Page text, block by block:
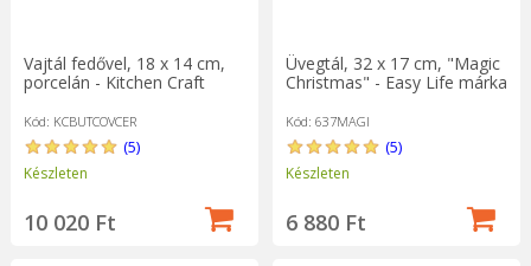
Vajtál fedővel, 18 x 14 cm,
porcelán - Kitchen Craft
Kód: KCBUTCOVCER
(5)
Készleten
10 020 Ft
Üvegtál, 32 x 17 cm, "Magic
Christmas" - Easy Life márka
Kód: 637MAGI
(5)
Készleten
6 880 Ft